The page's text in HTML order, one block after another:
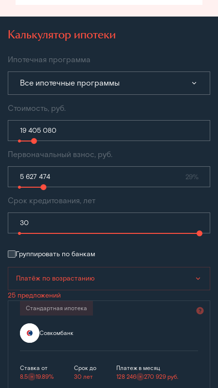
Калькулятор ипотеки
Ипотечная программа
Все ипотечные программы
Стоимость, руб.
Первоначальный взнос, руб.
29%
Срок кредитования, лет
Группировать по банкам
Платёж по возрастанию
25 предложений
Стандартная ипотека
Совкомбанк
Ставка от
8.5
19.89%
Срок до
30 лет
Платеж в месяц
128 246
270 929 руб.